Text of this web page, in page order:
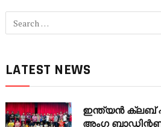
LATEST NEWS
ഇന്ത്യൻ ക്ലബ്
അംഗ